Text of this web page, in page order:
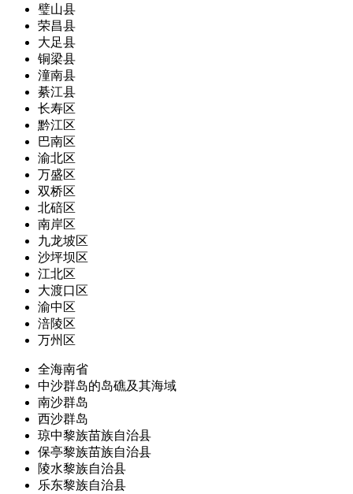
璧山县
荣昌县
大足县
铜梁县
潼南县
綦江县
长寿区
黔江区
巴南区
渝北区
万盛区
双桥区
北碚区
南岸区
九龙坡区
沙坪坝区
江北区
大渡口区
渝中区
涪陵区
万州区
全海南省
中沙群岛的岛礁及其海域
南沙群岛
西沙群岛
琼中黎族苗族自治县
保亭黎族苗族自治县
陵水黎族自治县
乐东黎族自治县